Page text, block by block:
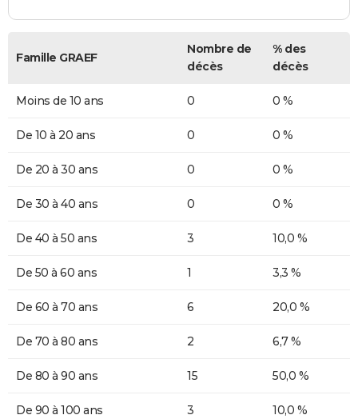
Famille GRAEF
Nombre de
décès
% des
décès
Moins de 10 ans 0 0 %
De 10 à 20 ans 0 0 %
De 20 à 30 ans 0 0 %
De 30 à 40 ans 0 0 %
De 40 à 50 ans 3 10,0 %
De 50 à 60 ans 1 3,3 %
De 60 à 70 ans 6 20,0 %
De 70 à 80 ans 2 6,7 %
De 80 à 90 ans 15 50,0 %
De 90 à 100 ans 3 10,0 %